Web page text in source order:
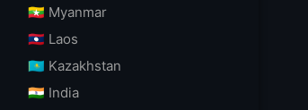
🇲🇲 Myanmar
🇱🇦 Laos
🇰🇿 Kazakhstan
🇮🇳 India